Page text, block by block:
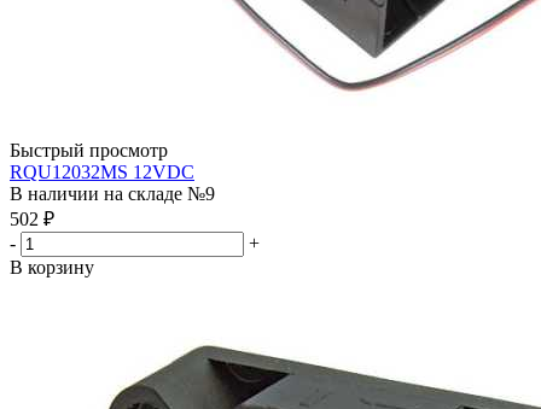
Быстрый просмотр
RQU12032MS 12VDC
В наличии на складе №9
502 ₽
-
+
В корзину